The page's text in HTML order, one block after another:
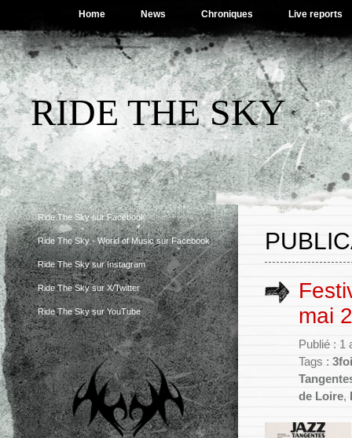
Home News Chroniques Live reports
RIDE THE SKY
Ride The Sky sur Facebook
Ride The Sky - World of Music sur Facebook
Ride The Sky sur Instagram
Ride The Sky sur X/Twitter
Ride The Sky sur YouTube
mai
Publié : 1
Tags :
de Loire,